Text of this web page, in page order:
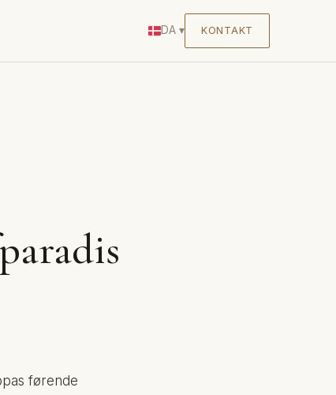
DA▾ KONTAKT
førende